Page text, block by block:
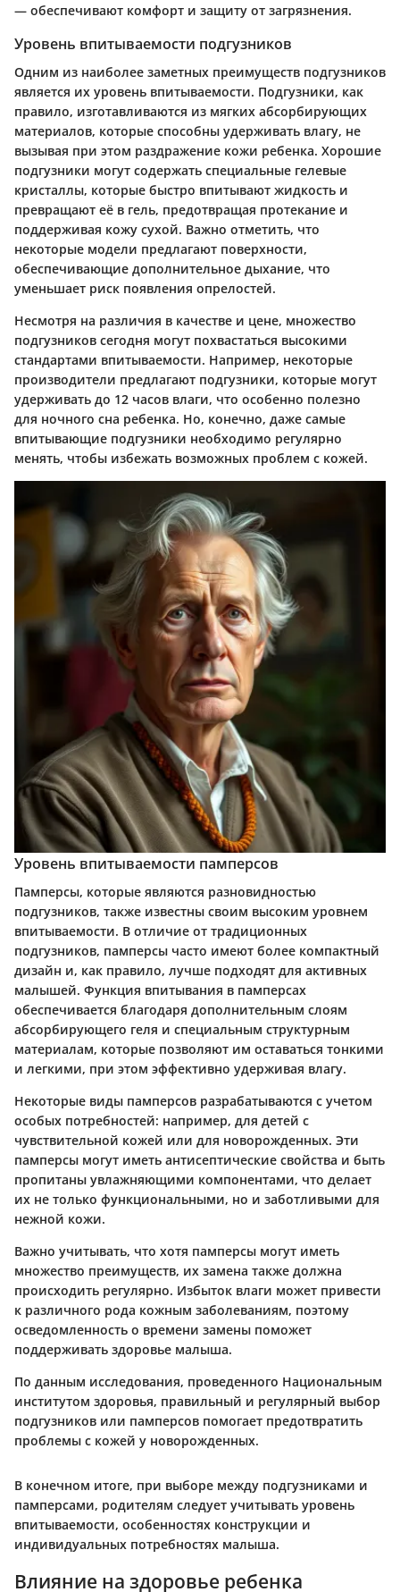
— обеспечивают комфорт и защиту от загрязнения.
Уровень впитываемости подгузников
Одним из наиболее заметных преимуществ подгузников
является их уровень впитываемости. Подгузники, как
правило, изготавливаются из мягких абсорбирующих
материалов, которые способны удерживать влагу, не
вызывая при этом раздражение кожи ребенка. Хорошие
подгузники могут содержать специальные гелевые
кристаллы, которые быстро впитывают жидкость и
превращают её в гель, предотвращая протекание и
поддерживая кожу сухой. Важно отметить, что
некоторые модели предлагают поверхности,
обеспечивающие дополнительное дыхание, что
уменьшает риск появления опрелостей.
Несмотря на различия в качестве и цене, множество
подгузников сегодня могут похвастаться высокими
стандартами впитываемости. Например, некоторые
производители предлагают подгузники, которые могут
удерживать до 12 часов влаги, что особенно полезно
для ночного сна ребенка. Но, конечно, даже самые
впитывающие подгузники необходимо регулярно
менять, чтобы избежать возможных проблем с кожей.
Уровень впитываемости памперсов
Памперсы, которые являются разновидностью
подгузников, также известны своим высоким уровнем
впитываемости. В отличие от традиционных
подгузников, памперсы часто имеют более компактный
дизайн и, как правило, лучше подходят для активных
малышей. Функция впитывания в памперсах
обеспечивается благодаря дополнительным слоям
абсорбирующего геля и специальным структурным
материалам, которые позволяют им оставаться тонкими
и легкими, при этом эффективно удерживая влагу.
Некоторые виды памперсов разрабатываются с учетом
особых потребностей: например, для детей с
чувствительной кожей или для новорожденных. Эти
памперсы могут иметь антисептические свойства и быть
пропитаны увлажняющими компонентами, что делает
их не только функциональными, но и заботливыми для
нежной кожи.
Важно учитывать, что хотя памперсы могут иметь
множество преимуществ, их замена также должна
происходить регулярно. Избыток влаги может привести
к различного рода кожным заболеваниям, поэтому
осведомленность о времени замены поможет
поддерживать здоровье малыша.
По данным исследования, проведенного Национальным
институтом здоровья, правильный и регулярный выбор
подгузников или памперсов помогает предотвратить
проблемы с кожей у новорожденных.
В конечном итоге, при выборе между подгузниками и
памперсами, родителям следует учитывать уровень
впитываемости, особенностях конструкции и
индивидуальных потребностях малыша.
Влияние на здоровье ребенка